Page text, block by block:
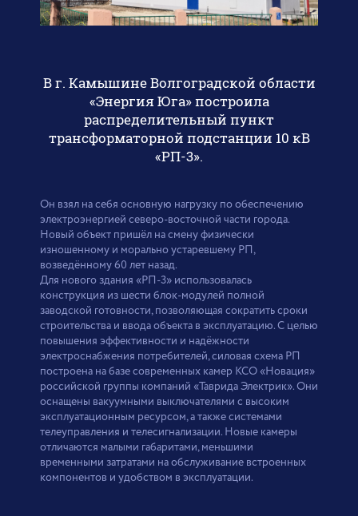
В г. Камышине Волгоградской области
«Энергия Юга» построила
распределительный пункт
трансформаторной подстанции 10 кВ
«РП-3».
Он взял на себя основную нагрузку по обеспечению
электроэнергией северо-восточной части города.
Новый объект пришёл на смену физически
изношенному и морально устаревшему РП,
возведённому 60 лет назад.
Для нового здания «РП-3» использовалась
конструкция из шести блок-модулей полной
заводской готовности, позволяющая сократить сроки
строительства и ввода объекта в эксплуатацию. С целью
повышения эффективности и надёжности
электроснабжения потребителей, силовая схема РП
построена на базе современных камер КСО «Новация»
российской группы компаний «Таврида Электрик». Они
оснащены вакуумными выключателями с высоким
эксплуатационным ресурсом, а также системами
телеуправления и телесигнализации. Новые камеры
отличаются малыми габаритами, меньшими
временными затратами на обслуживание встроенных
компонентов и удобством в эксплуатации.